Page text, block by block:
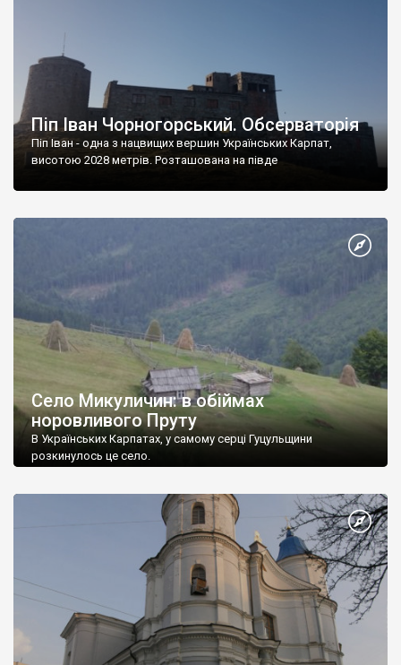
Піп Іван Чорногорський. Обсерваторія
Піп Іван - одна з нацвищих вершин Українських Карпат,
висотою 2028 метрів. Розташована на півде
Село Микуличин: в обіймах
норовливого Пруту
В Українських Карпатах, у самому серці Гуцульщини
розкинулось це село.